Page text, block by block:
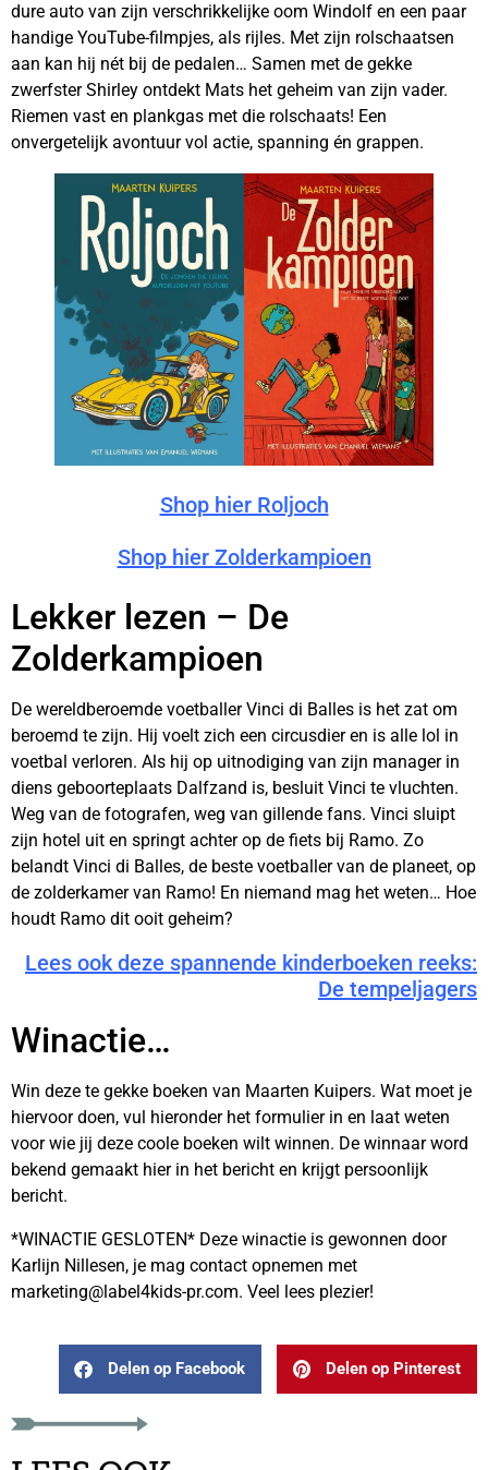
dure auto van zijn verschrikkelijke oom Windolf en een paar
handige YouTube-filmpjes, als rijles. Met zijn rolschaatsen
aan kan hij nét bij de pedalen… Samen met de gekke
zwerfster Shirley ontdekt Mats het geheim van zijn vader.
Riemen vast en plankgas met die rolschaats! Een
onvergetelijk avontuur vol actie, spanning én grappen.
Shop hier Roljoch
Shop hier Zolderkampioen
Lekker lezen – De
Zolderkampioen
De wereldberoemde voetballer Vinci di Balles is het zat om
beroemd te zijn. Hij voelt zich een circusdier en is alle lol in
voetbal verloren. Als hij op uitnodiging van zijn manager in
diens geboorteplaats Dalfzand is, besluit Vinci te vluchten.
Weg van de fotografen, weg van gillende fans. Vinci sluipt
zijn hotel uit en springt achter op de fiets bij Ramo. Zo
belandt Vinci di Balles, de beste voetballer van de planeet, op
de zolderkamer van Ramo! En niemand mag het weten… Hoe
houdt Ramo dit ooit geheim?
Lees ook deze spannende kinderboeken reeks:
De tempeljagers
Winactie…
Win deze te gekke boeken van Maarten Kuipers. Wat moet je
hiervoor doen, vul hieronder het formulier in en laat weten
voor wie jij deze coole boeken wilt winnen. De winnaar word
bekend gemaakt hier in het bericht en krijgt persoonlijk
bericht.
*WINACTIE GESLOTEN* Deze winactie is gewonnen door
Karlijn Nillesen, je mag contact opnemen met
marketing@label4kids-pr.com. Veel lees plezier!
Delen op Facebook Delen op Pinterest